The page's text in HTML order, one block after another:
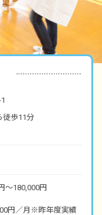
徒歩11分
にコンビニや郵便局
〜180,000円
円／月※昨年度実績